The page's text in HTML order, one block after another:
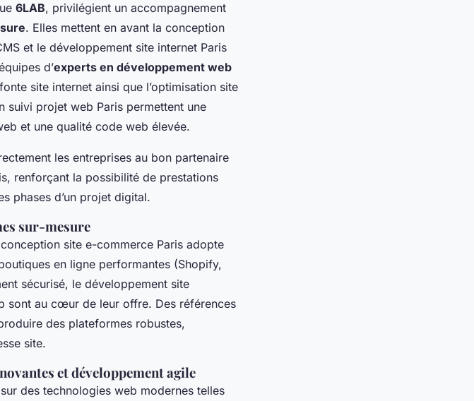
6LAB, privilégient un accompagnement
. Elles mettent en avant la conception
et le développement site internet Paris
d’experts en développement web
site internet ainsi que l’optimisation site
suivi projet web Paris permettent une
et une qualité code web élevée.
les entreprises au bon partenaire
renforçant la possibilité de prestations
phases d’un projet digital.
sur-mesure
site e-commerce Paris adopte
en ligne performantes (Shopify,
sécurisé, le développement site
sont au cœur de leur offre. Des références
des plateformes robustes,
site.
et développement agile
des technologies web modernes telles